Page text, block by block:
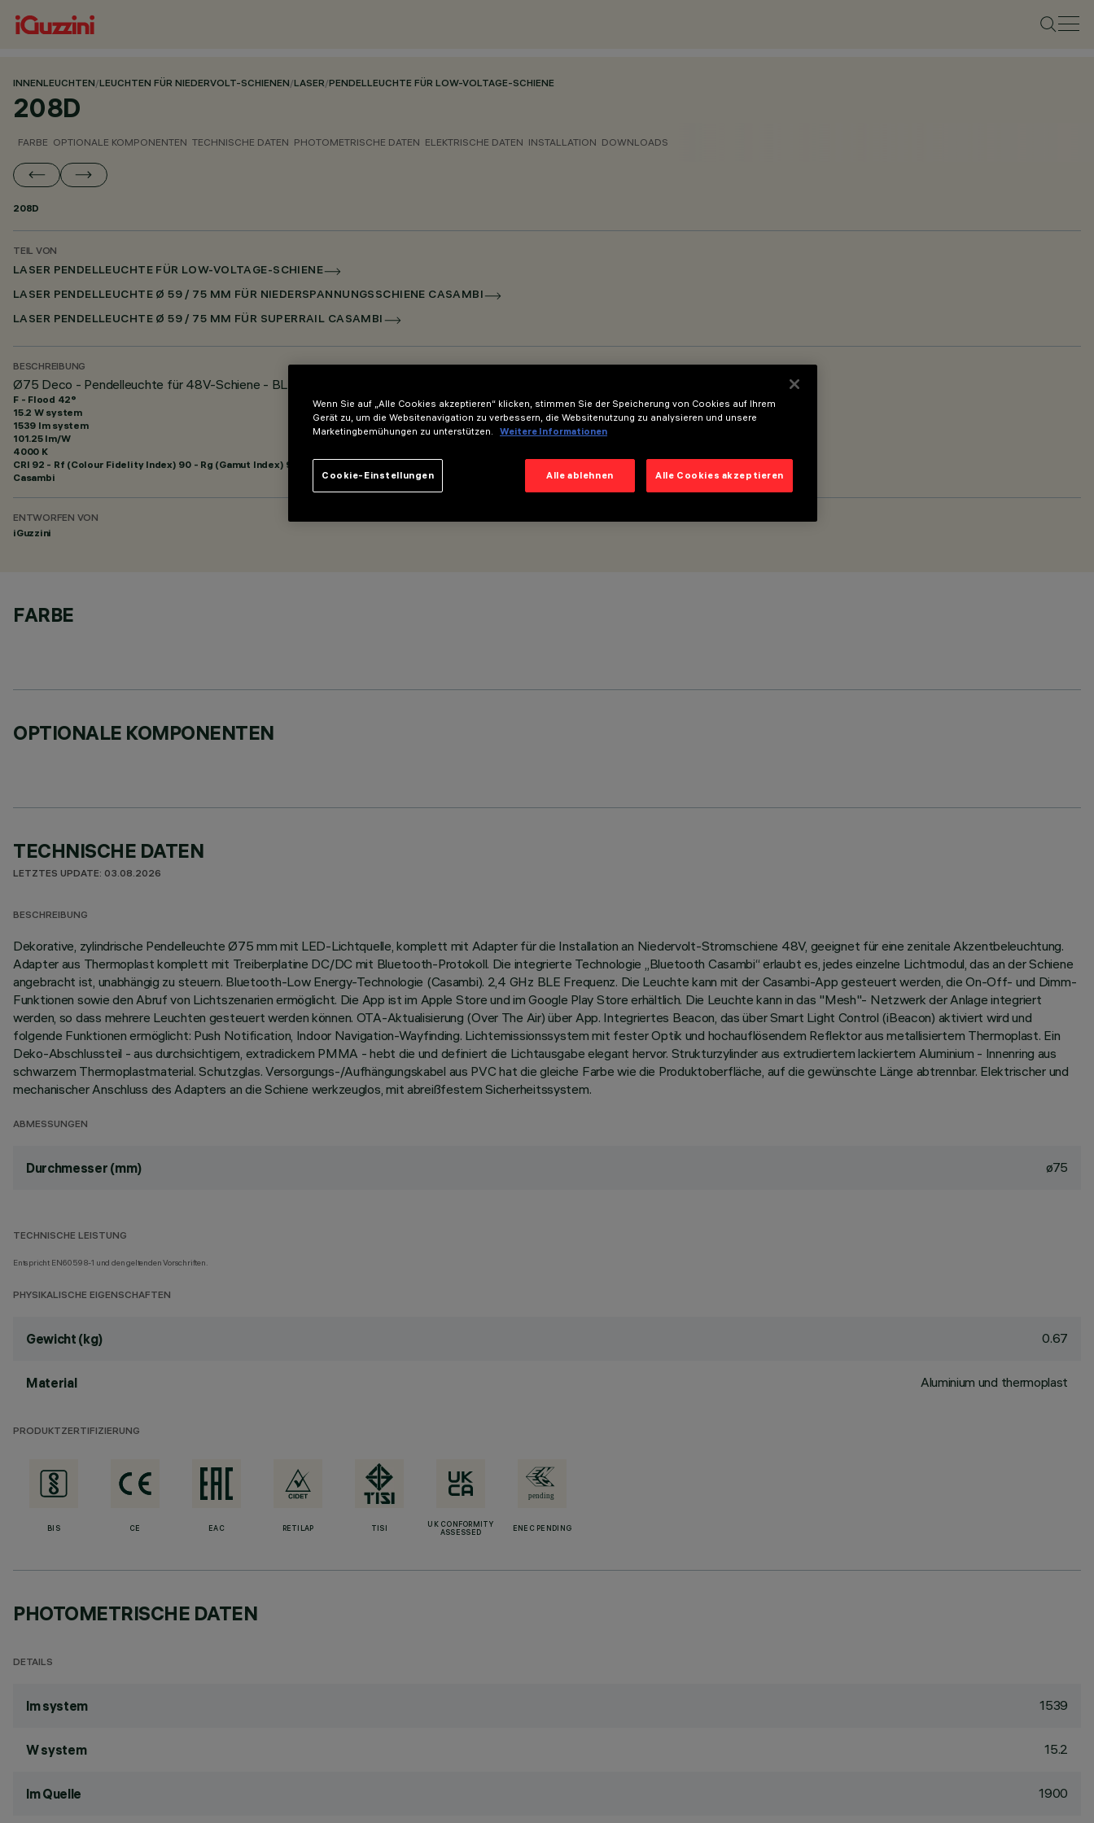
INNENLEUCHTEN/LEUCHTEN FÜR NIEDERVOLT-SCHIENEN/LASER/PENDELLEUCHTE FÜR LOW-VOLTAGE-SCHIENE
208D
FARBE OPTIONALE KOMPONENTEN TECHNISCHE DATEN PHOTOMETRISCHE DATEN ELEKTRISCHE DATEN INSTALLATION DOWNLOADS
208D
TEIL VON
LASER PENDELLEUCHTE FÜR LOW-VOLTAGE-SCHIENE
LASER PENDELLEUCHTE Ø 59 / 75 MM FÜR NIEDERSPANNUNGSSCHIENE CASAMBI
LASER PENDELLEUCHTE Ø 59 / 75 MM FÜR SUPERRAIL CASAMBI
BESCHREIBUNG
Ø75 Deco - Pendelleuchte für 48V-Schiene - BLE Casambi - Flood Beam
F - Flood 42°
15.2 W system
1539 lm system
101.25 lm/W
4000 K
CRI 92 - Rf (Colour Fidelity Index) 90 - Rg (Gamut Index) 98
Casambi
ENTWORFEN VON
iGuzzini
FARBE
OPTIONALE KOMPONENTEN
TECHNISCHE DATEN
LETZTES UPDATE: 03.08.2026
BESCHREIBUNG
Dekorative, zylindrische Pendelleuchte Ø75 mm mit LED-Lichtquelle, komplett mit Adapter für die Installation an Niedervolt-Stromschiene 48V, geeignet für eine zenitale Akzentbeleuchtung.
Adapter aus Thermoplast komplett mit Treiberplatine DC/DC mit Bluetooth-Protokoll. Die integrierte Technologie „Bluetooth Casambi“ erlaubt es, jedes einzelne Lichtmodul, das an der Schiene
angebracht ist, unabhängig zu steuern. Bluetooth-Low Energy-Technologie (Casambi). 2,4 GHz BLE Frequenz. Die Leuchte kann mit der Casambi-App gesteuert werden, die On-Off- und Dimm-
Funktionen sowie den Abruf von Lichtszenarien ermöglicht. Die App ist im Apple Store und im Google Play Store erhältlich. Die Leuchte kann in das "Mesh"- Netzwerk der Anlage integriert
werden, so dass mehrere Leuchten gesteuert werden können. OTA-Aktualisierung (Over The Air) über App. Integriertes Beacon, das über Smart Light Control (iBeacon) aktiviert wird und
folgende Funktionen ermöglicht: Push Notification, Indoor Navigation-Wayfinding. Lichtemissionssystem mit fester Optik und hochauflösendem Reflektor aus metallisiertem Thermoplast. Ein
Deko-Abschlussteil - aus durchsichtigem, extradickem PMMA - hebt die und definiert die Lichtausgabe elegant hervor. Strukturzylinder aus extrudiertem lackiertem Aluminium - Innenring aus
schwarzem Thermoplastmaterial. Schutzglas. Versorgungs-/Aufhängungskabel aus PVC hat die gleiche Farbe wie die Produktoberfläche, auf die gewünschte Länge abtrennbar. Elektrischer und
mechanischer Anschluss des Adapters an die Schiene werkzeuglos, mit abreißfestem Sicherheitssystem.
ABMESSUNGEN
Durchmesser (mm) ø75
TECHNISCHE LEISTUNG
Entspricht EN60598-1 und den geltenden Vorschriften.
PHYSIKALISCHE EIGENSCHAFTEN
Gewicht (kg) 0.67
Material Aluminium und thermoplast
PRODUKTZERTIFIZIERUNG
BIS CE EAC RETILAP TISI
UK CONFORMITY
ASSESSED
ENEC PENDING
PHOTOMETRISCHE DATEN
DETAILS
lm system 1539
W system 15.2
lm Quelle 1900
Wenn Sie auf „Alle Cookies akzeptieren“ klicken, stimmen Sie der Speicherung von Cookies auf Ihrem
Gerät zu, um die Websitenavigation zu verbessern, die Websitenutzung zu analysieren und unsere
Marketingbemühungen zu unterstützen.
Weitere Informationen
Alle ablehnen Alle Cookies akzeptieren
Cookie-Einstellungen